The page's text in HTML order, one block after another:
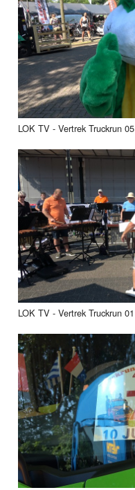
LOK TV - Vertrek Truckrun 05
LOK TV - Vertrek Truckrun 01